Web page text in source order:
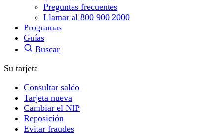
Preguntas frecuentes
Llamar al 800 900 2000
Programas
Guías
Buscar
Su tarjeta
Consultar saldo
Tarjeta nueva
Cambiar el NIP
Reposición
Evitar fraudes